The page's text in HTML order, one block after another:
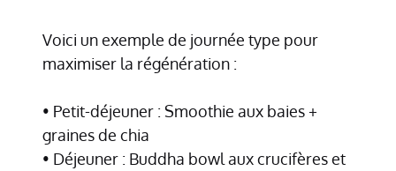
Voici un exemple de journée type pour
maximiser la régénération :
• Petit-déjeuner : Smoothie aux baies +
graines de chia
• Déjeuner : Buddha bowl aux crucifères et